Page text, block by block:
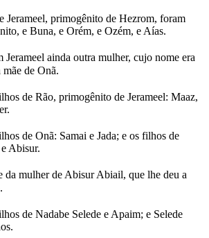
Jerameel, primogênito de Hezrom, foram
e Buna, e Orém, e Ozém, e Aías.
Jerameel ainda outra mulher, cujo nome era
de Onã.
de Rão, primogênito de Jerameel: Maaz,
de Onã: Samai e Jada; e os filhos de
Abisur.
da mulher de Abisur Abiail, que lhe deu a
de Nadabe Selede e Apaim; e Selede